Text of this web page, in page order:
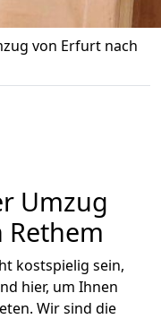
von Erfurt nach
Umzug
kostspielig sein,
hier, um Ihnen
Wir sind die